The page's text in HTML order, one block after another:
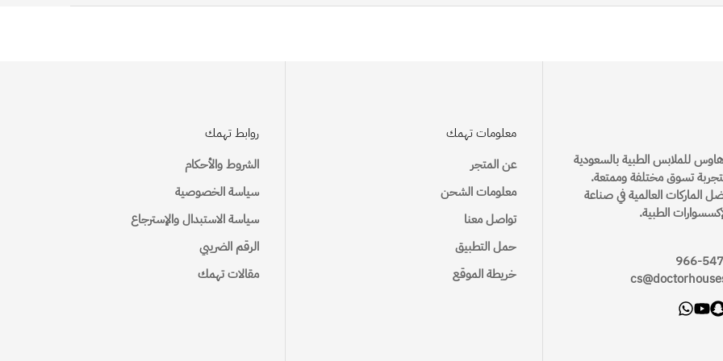
الطلب بالإضافة الى رقم تتبع الشحنة
15 S.R
22 S.R
25 S.R
لم يتم نزعها
ريال
للاسترجاع
من تاريخ استلام الطلب
العطور وغيرها
للملابس الطبية بالسعودية
تسوق مختلفة وممتعة.
الماركات العالمية في صناعة
الطبية.
معلومات تهمك
عن المتجر
معلومات الشحن
تواصل معنا
حمل التطبيق
خريطة الموقع
روابط تهمك
الشروط والأحكام
سياسة الخصوصية
سياسة الاستبدال والإسترجاع
الرقم الضريبي
مقالات تهمك